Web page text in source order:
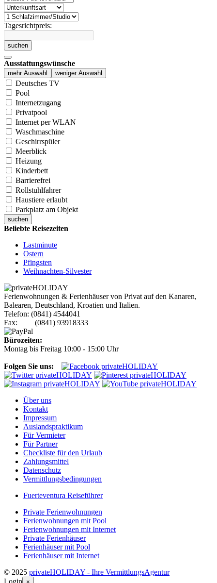
Tagesrichtpreis:
suchen
Ausstattungswünsche
mehr Auswahl weniger Auswahl
Deutsches TV
Pool
Internetzugang
Privatpool
Internet per WLAN
Waschmaschine
Geschirrspüler
Meerblick
Heizung
Kinderbett
Barrierefrei
Rollstuhlfahrer
Haustiere erlaubt
Parkplatz am Objekt
suchen
Beliebte Reisezeiten
Lastminute
Ostern
Pfingsten
Weihnachten-Silvester
Ferienwohnungen & Ferienhäuser von Privat auf den Kanaren,
Balearen, Deutschland, Kroatien und Italien.
Telefon: (0841) 4544041
Fax: (0841) 93918333
Bürozeiten:
Montag bis Freitag 10:00 - 15:00 Uhr
Folgen Sie uns:
Über uns
Kontakt
Impressum
Auslandspraktikum
Für Vermieter
Für Partner
Checkliste für den Urlaub
Zahlungsmittel
Datenschutz
Vermittlungsbedingungen
Fuerteventura Reiseführer
Private Ferienwohnungen
Ferienwohnungen mit Pool
Ferienwohnungen mit Internet
Private Ferienhäuser
Ferienhäuser mit Pool
Ferienhäuser mit Internet
© 2025 privateHOLIDAY - Ihre VermittlungsAgentur
Login